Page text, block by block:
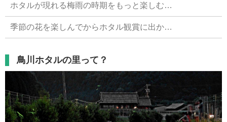
ホタルが現れる梅雨の時期をもっと楽しむ…
季節の花を楽しんでからホタル観賞に出か…
鳥川ホタルの里って？